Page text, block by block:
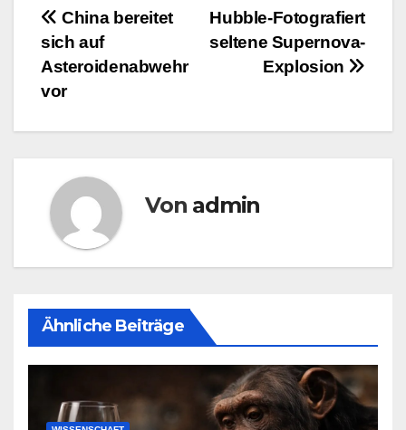
Beitragsnavigation
Hubble-Fotografiert
seltene Supernova-
Explosion
China bereitet
sich auf
Asteroidenabwehr
vor
Von admin
Ähnliche Beiträge